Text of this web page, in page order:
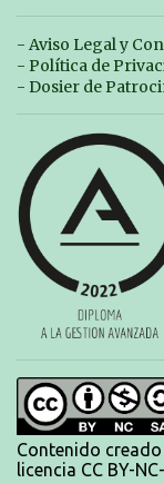
marcas. A pesar de no
sirvió para reforzar su
temporada, pero
trabajando para que
- Aviso Legal y
- Política de
- Dosier de
Contenido
licencia CC BY-